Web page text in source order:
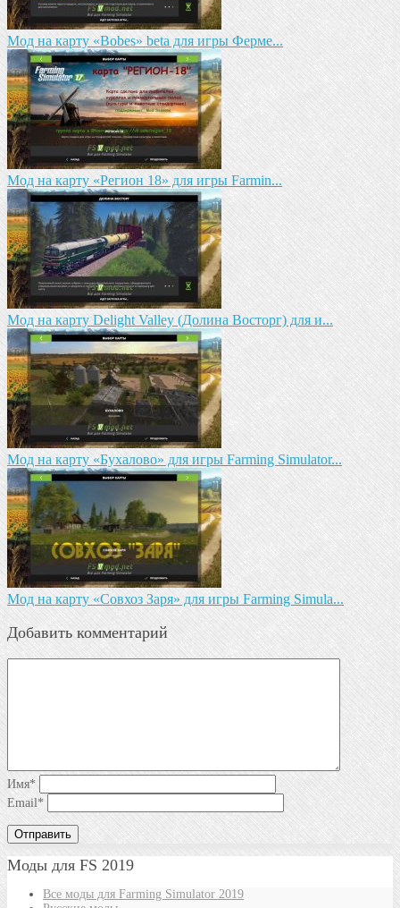
Мод на карту «Bobes» beta для игры Ферме...
Мод на карту «Регион 18» для игры Farmin...
Мод на карту Delight Valley (Долина Восторг) для и...
Мод на карту «Бухалово» для игры Farming Simulator...
Мод на карту «Совхоз Заря» для игры Farming Simula...
Добавить комментарий
Имя*
Email*
Моды для FS 2019
Все моды для Farming Simulator 2019